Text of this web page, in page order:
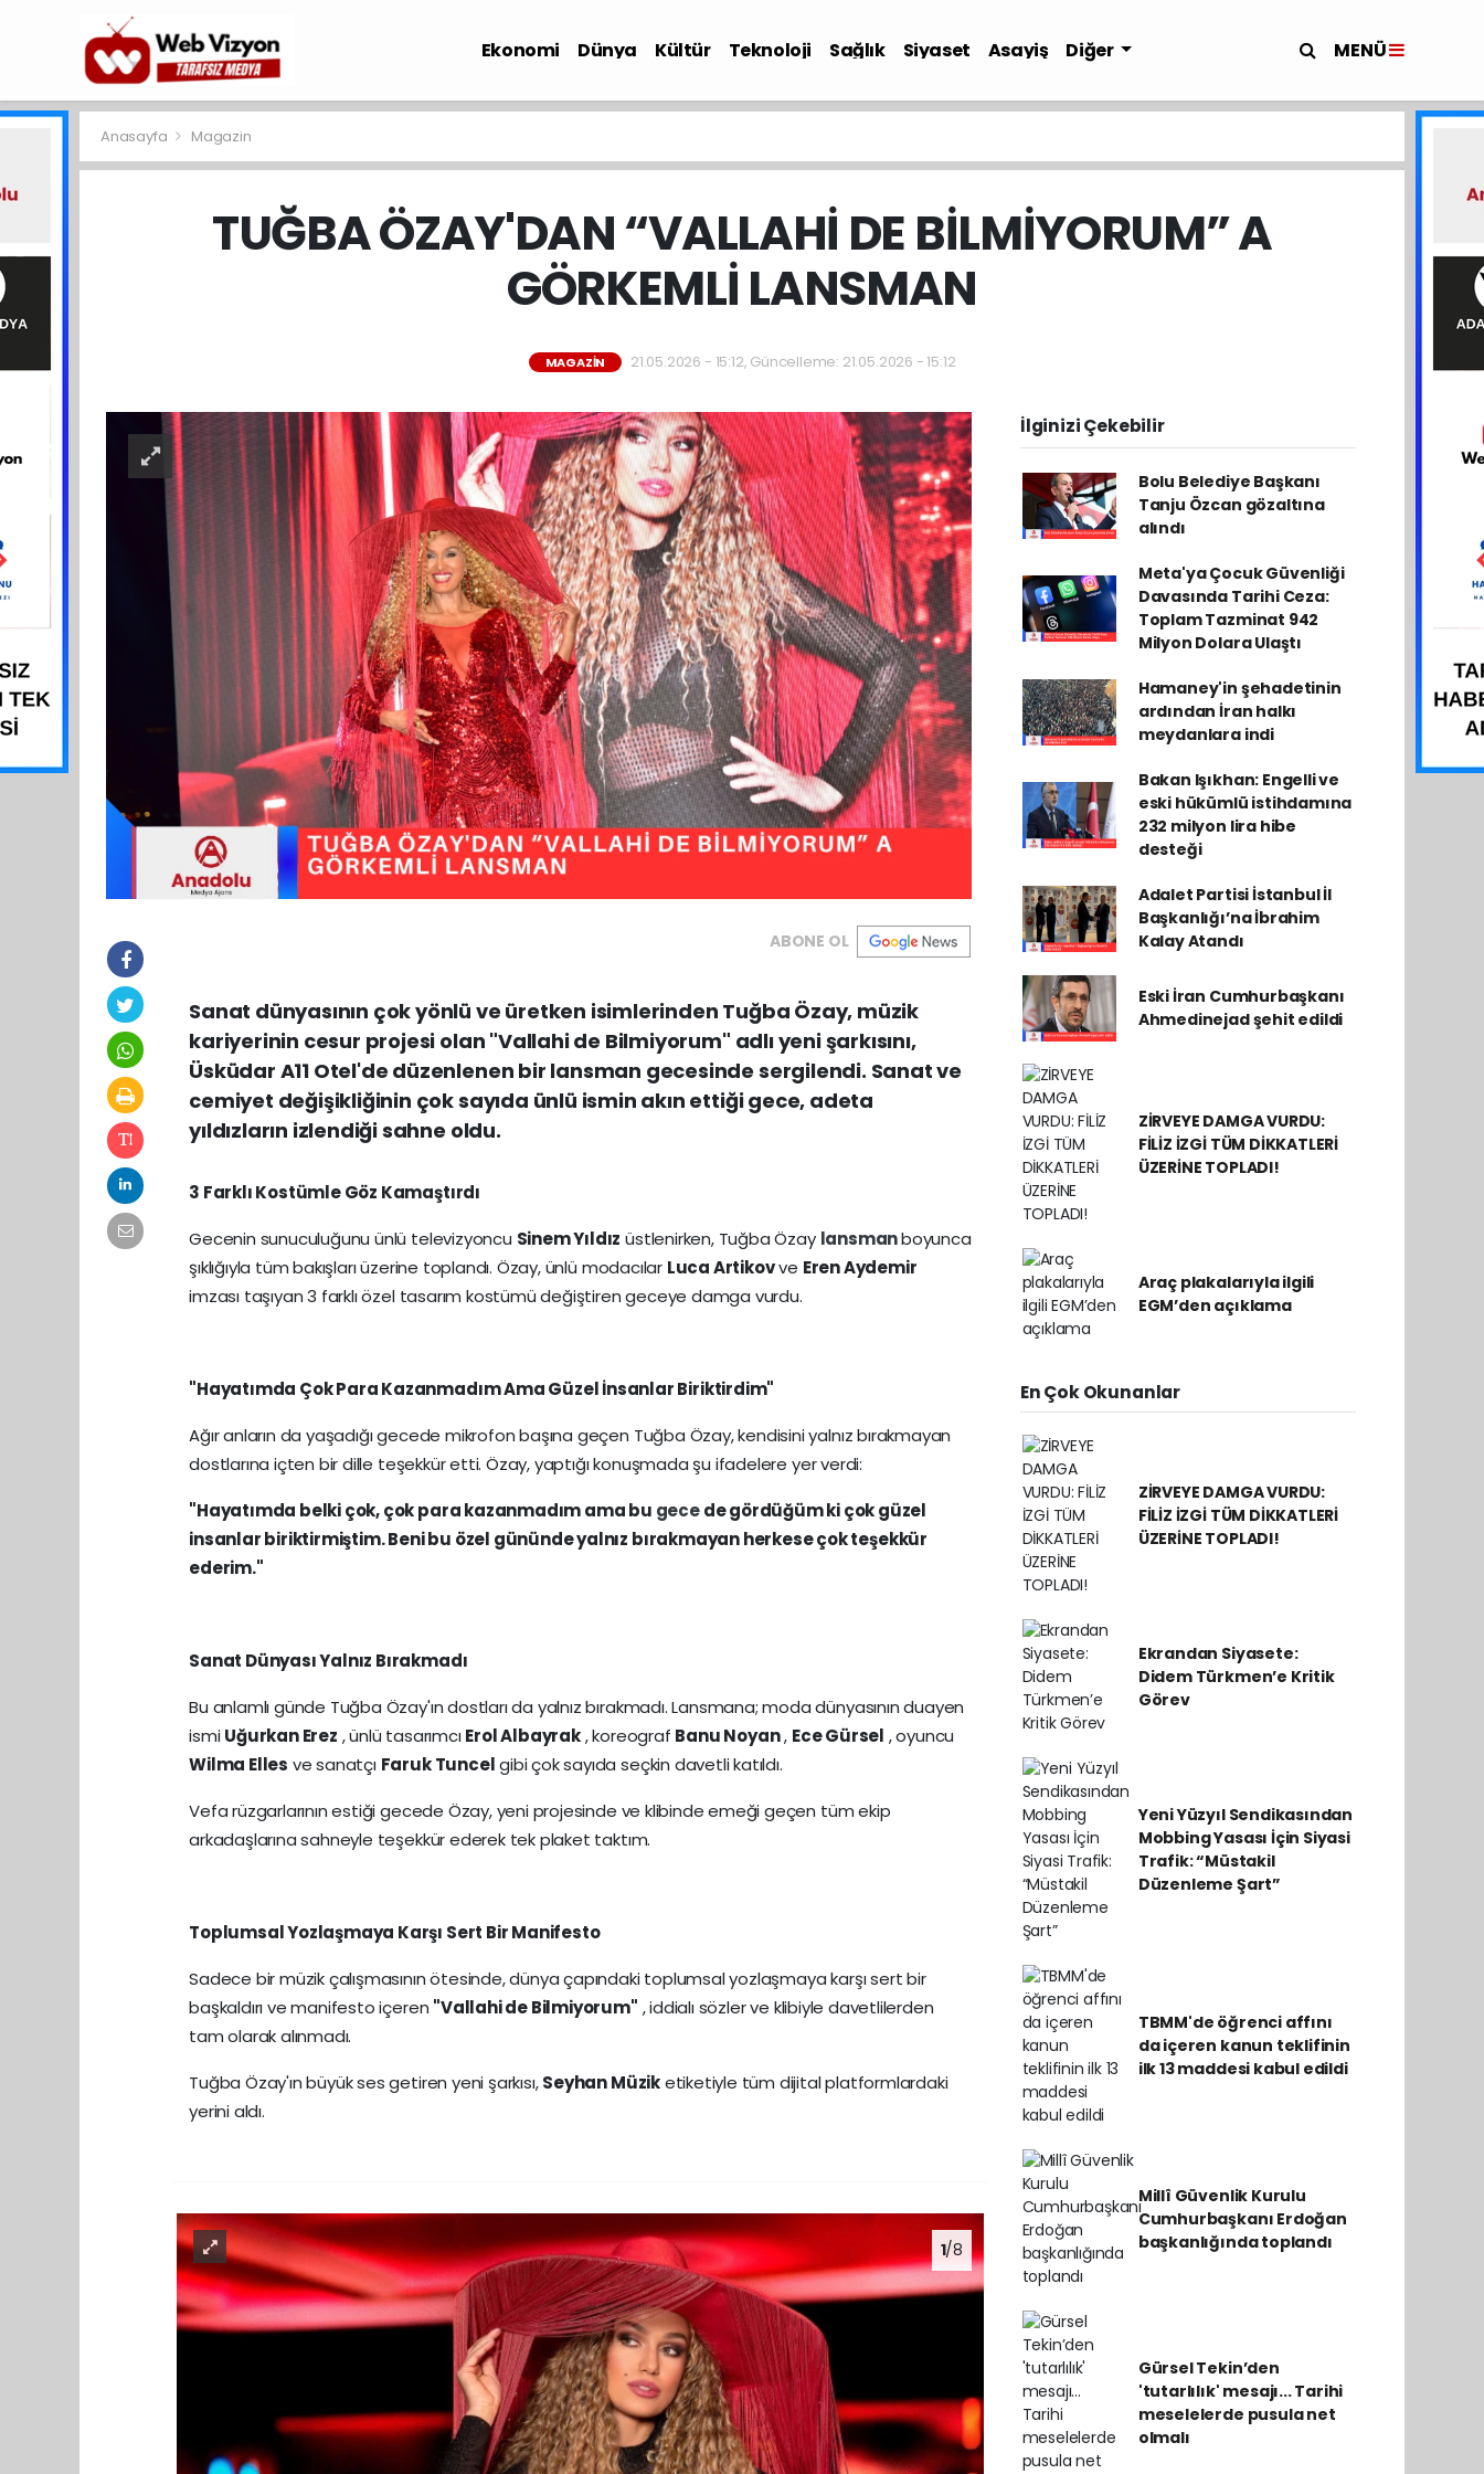
Ekonomi Dünya Kültür Teknoloji Sağlık Siyaset Asayiş Diğer MENÜ
Anasayfa Magazin
TUĞBA ÖZAY'DAN “VALLAHİ DE BİLMİYORUM” A
GÖRKEMLİ LANSMAN
MAGAZIN 21.05.2026 - 15:12, Güncelleme: 21.05.2026 - 15:12
ABONE OL
Sanat dünyasının çok yönlü ve üretken isimlerinden Tuğba Özay, müzik
kariyerinin cesur projesi olan "Vallahi de Bilmiyorum" adlı yeni şarkısını,
Üsküdar A11 Otel'de düzenlenen bir lansman gecesinde sergilendi. Sanat ve
cemiyet değişikliğinin çok sayıda ünlü ismin akın ettiği gece, adeta
yıldızların izlendiği sahne oldu.
3 Farklı Kostümle Göz Kamaştırdı
Gecenin sunuculuğunu ünlü televizyoncu Sinem Yıldız üstlenirken, Tuğba Özay lansmanboyunca
şıklığıyla tüm bakışları üzerine toplandı. Özay, ünlü modacılar Luca Artikovve Eren Aydemir
imzası taşıyan 3 farklı özel tasarım kostümü değiştiren geceye damga vurdu.
"Hayatımda Çok Para Kazanmadım Ama Güzel İnsanlar Biriktirdim"
Ağır anların da yaşadığı gecede mikrofon başına geçen Tuğba Özay, kendisini yalnız bırakmayan
dostlarına içten bir dille teşekkür etti. Özay, yaptığı konuşmada şu ifadelere yer verdi:
"Hayatımda belki çok, çok para kazanmadım ama bu gecede gördüğüm ki çok güzel
insanlar biriktirmiştim. Beni bu özel gününde yalnız bırakmayan herkese çok teşekkür
ederim."
Sanat Dünyası Yalnız Bırakmadı
Bu anlamlı günde Tuğba Özay'ın dostları da yalnız bırakmadı. Lansmana; moda dünyasının duayen
ismiUğurkan Erez , ünlü tasarımcıErol Albayrak, koreograf Banu Noyan, Ece Gürsel , oyuncu
Wilma Elles ve sanatçı Faruk Tuncelgibi çok sayıda seçkin davetli katıldı.
Vefa rüzgarlarının estiği gecede Özay, yeni projesinde ve klibinde emeği geçen tüm ekip
arkadaşlarına sahneyle teşekkür ederek tek plaket taktım.
Toplumsal Yozlaşmaya Karşı Sert Bir Manifesto
Sadece bir müzik çalışmasının ötesinde, dünya çapındaki toplumsal yozlaşmaya karşı sert bir
başkaldırı ve manifesto içeren "Vallahi de Bilmiyorum" , iddialı sözler ve klibiyle davetlilerden
tam olarak alınmadı.
Tuğba Özay'ın büyük ses getiren yeni şarkısı,Seyhan Müziketiketiyle tüm dijital platformlardaki
yerini aldı.
1/8
İlginizi Çekebilir
Bolu Belediye Başkanı
Tanju Özcan gözaltına
alındı
Meta'ya Çocuk Güvenliği
Davasında Tarihi Ceza:
Toplam Tazminat 942
Milyon Dolara Ulaştı
Hamaney'in şehadetinin
ardından İran halkı
meydanlara indi
Bakan Işıkhan: Engelli ve
eski hükümlü istihdamına
232 milyon lira hibe
desteği
Adalet Partisi İstanbul İl
Başkanlığı’na İbrahim
Kalay Atandı
Eski İran Cumhurbaşkanı
Ahmedinejad şehit edildi
ZİRVEYE DAMGA VURDU:
FİLİZ İZGİ TÜM DİKKATLERİ
ÜZERİNE TOPLADI!
Araç plakalarıyla ilgili
EGM’den açıklama
En Çok Okunanlar
ZİRVEYE DAMGA VURDU:
FİLİZ İZGİ TÜM DİKKATLERİ
ÜZERİNE TOPLADI!
Ekrandan Siyasete:
Didem Türkmen’e Kritik
Görev
Yeni Yüzyıl Sendikasından
Mobbing Yasası İçin Siyasi
Trafik: “Müstakil
Düzenleme Şart”
TBMM'de öğrenci affını
da içeren kanun teklifinin
ilk 13 maddesi kabul edildi
Millî Güvenlik Kurulu
Cumhurbaşkanı Erdoğan
başkanlığında toplandı
Gürsel Tekin’den
'tutarlılık' mesajı... Tarihi
meselelerde pusula net
olmalı